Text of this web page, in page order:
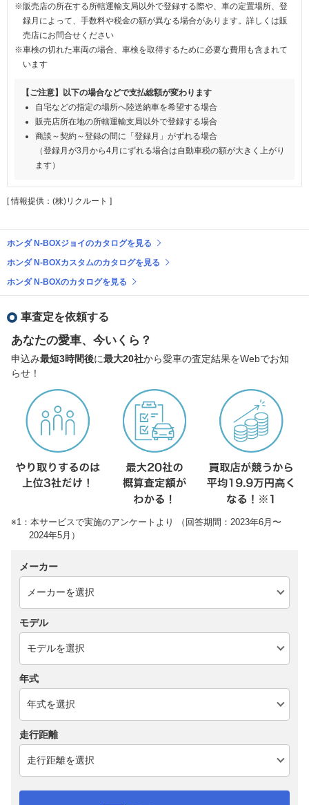
※販売店の所在する所轄運輸支局以外で登録する際や、車の定置場所、登
録月によって、手数料や税金の額が異なる場合があります。詳しくは販
売店にお問合せください
※車検の切れた車両の場合、車検を取得するために必要な費用も含まれて
います
【ご注意】以下の場合などで支払総額が変わります
自宅などの指定の場所へ陸送納車を希望する場合
販売店所在地の所轄運輸支局以外で登録する場合
商談～契約～登録の間に「登録月」がずれる場合
（登録月が3月から4月にずれる場合は自動車税の額が大きく上がり
ます）
[ 情報提供：(株)リクルート ]
ホンダ N-BOXジョイのカタログを見る
ホンダ N-BOXカスタムのカタログを見る
ホンダ N-BOXのカタログを見る
車査定を依頼する
あなたの愛車、今いくら？
申込み最短3時間後に最大20社から愛車の査定結果をWebでお知
らせ！
※1：本サービスで実施のアンケートより （回答期間：2023年6月〜
2024年5月）
メーカー
モデル
年式
走行距離